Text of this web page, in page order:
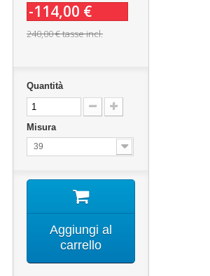
-114,00 €
240,00 €tasse incl.
Quantità
Misura
39
Aggiungi al
carrello